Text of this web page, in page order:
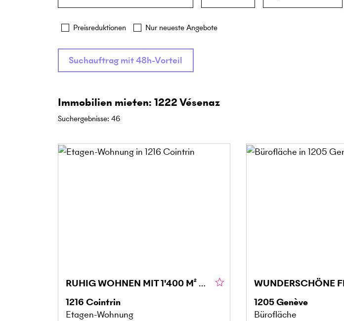
Preisreduktionen Nur neueste Angebote
Suchauftrag mit 48h-Vorteil
Immobilien mieten: 1222 Vésenaz
Suchergebnisse: 46
RUHIG WOHNEN MIT 1'400 M² GARTEN
1216 Cointrin
Etagen-Wohnung
1205Genève
Bürofläche